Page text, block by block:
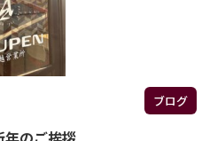
ブログ